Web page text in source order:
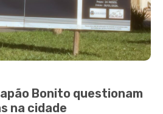
Bonito questionam
na cidade